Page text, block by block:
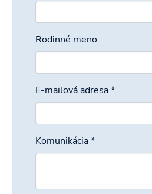
Rodinné meno
E-mailová adresa*
Komunikácia*